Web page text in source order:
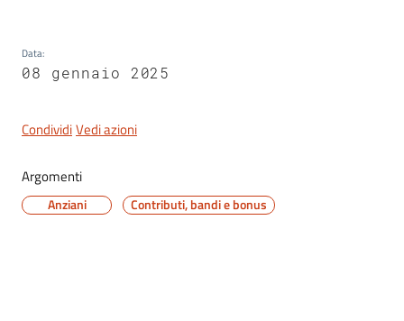
l'ASP
utili
Data:
08 gennaio 2025
CondividiVedi azioni
Argomenti
Anziani Contributi, bandi e bonus